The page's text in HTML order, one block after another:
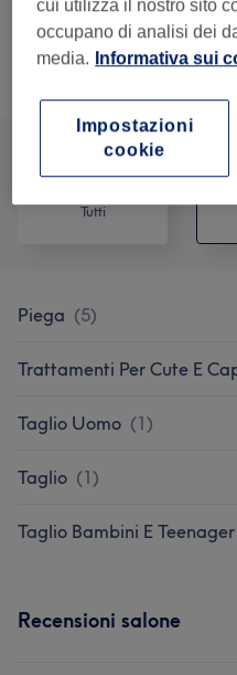
Non è quello che cercavi?
Tutti
Piega (5)
Trattamenti Per Cute E
Taglio Uomo (1)
Taglio (1)
Taglio Bambini E Teenager
Recensioni salone
cui utilizza il nostro sito
occupano di analisi dei
media. Informativa sui
Impostazioni
cookie